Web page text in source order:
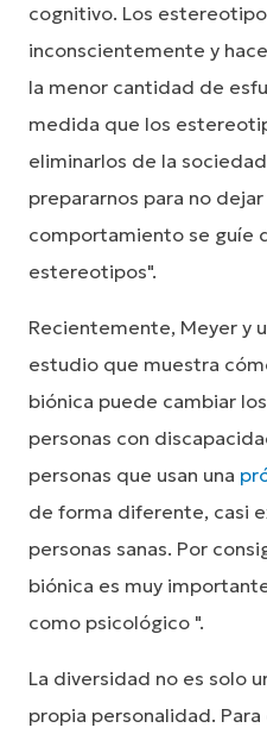
cognitivo. Los
inconscientemente y
la menor cantidad de
medida que los
eliminarlos de la
prepararnos para no
comportamiento se guíe
estereotipos".
Recientemente, Meyer y
estudio que muestra
biónica puede cambiar
personas con
personas que usan una
de forma diferente, casi
personas sanas. Por
biónica es muy
como psicológico ".
La diversidad no es solo
propia personalidad.